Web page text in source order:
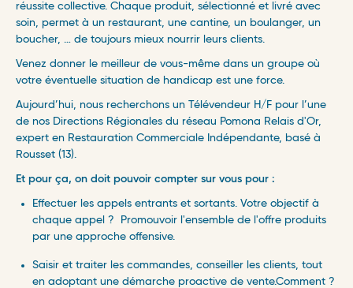
réussite collective. Chaque produit, sélectionné et livré avec
soin, permet à un restaurant, une cantine, un boulanger, un
boucher, … de toujours mieux nourrir leurs clients.
Venez donner le meilleur de vous-même dans un groupe où
votre éventuelle situation de handicap est une force.
Aujourd’hui, nous recherchons un Télévendeur H/F pour l’une
de nos Directions Régionales du réseau Pomona Relais d'Or,
expert en Restauration Commerciale Indépendante, basé à
Rousset (13).
Et pour ça, on doit pouvoir compter sur vous pour :
Effectuer les appels entrants et sortants. Votre objectif à
chaque appel ? Promouvoir l'ensemble de l'offre produits
par une approche offensive.
Saisir et traiter les commandes, conseiller les clients, tout
en adoptant une démarche proactive de vente.Comment ?